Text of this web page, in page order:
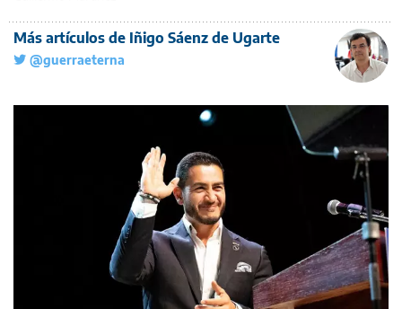
Más artículos de Iñigo Sáenz de Ugarte
@guerraeterna